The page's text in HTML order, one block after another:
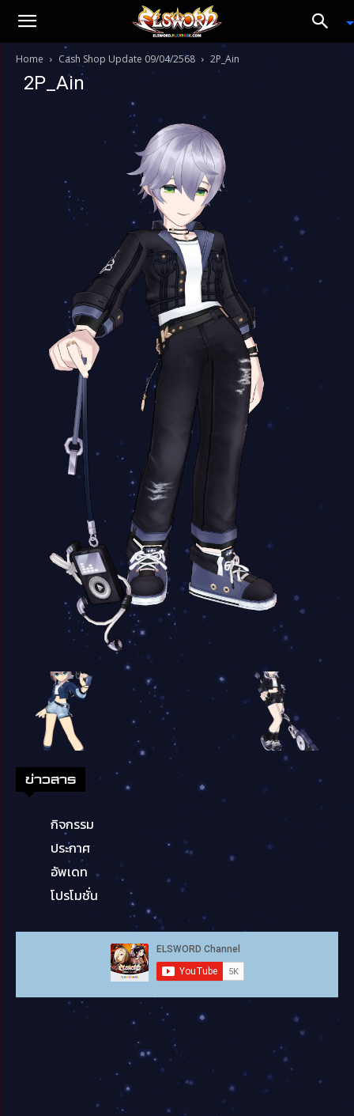
Home Cash Shop Update 09/04/2568 2P_Ain
2P_Ain
ข่าวสาร
กิจกรรม
ประกาศ
อัพเดท
โปรโมชั่น